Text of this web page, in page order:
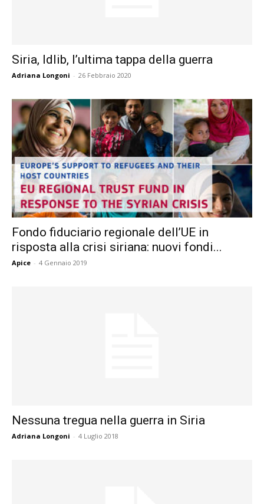
Siria, Idlib, l’ultima tappa della guerra
Adriana Longoni - 26 Febbraio 2020
Fondo fiduciario regionale dell’UE in
risposta alla crisi siriana: nuovi fondi...
Apice - 4 Gennaio 2019
Nessuna tregua nella guerra in Siria
Adriana Longoni - 4 Luglio 2018